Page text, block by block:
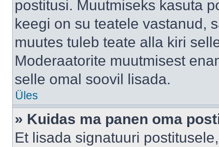
postitusi. Muutmiseks kasuta
keegi on su teatele vastanud,
muutes tuleb teate alla kiri
Moderaatorite muutmisest
selle omal soovil lisada.
Üles
» Kuidas ma panen oma
Et lisada signatuuri